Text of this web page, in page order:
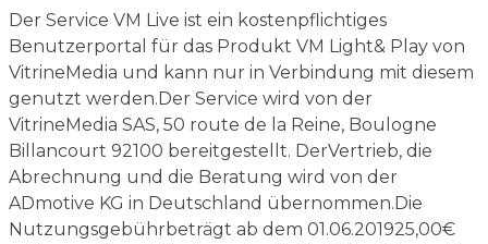
Der Service VM Live ist ein kostenpflichtiges
Benutzerportal für das Produkt VM Light& Play von
VitrineMedia und kann nur in Verbindung mit diesem
genutzt werden.Der Service wird von der
VitrineMedia SAS, 50 route de la Reine, Boulogne
Billancourt 92100 bereitgestellt. DerVertrieb, die
Abrechnung und die Beratung wird von der
ADmotive KG in Deutschland übernommen.Die
Nutzungsgebührbeträgt ab dem 01.06.201925,00€